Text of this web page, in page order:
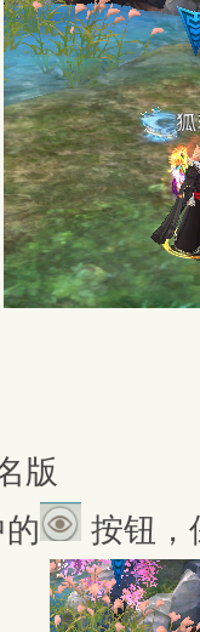
版
按钮，